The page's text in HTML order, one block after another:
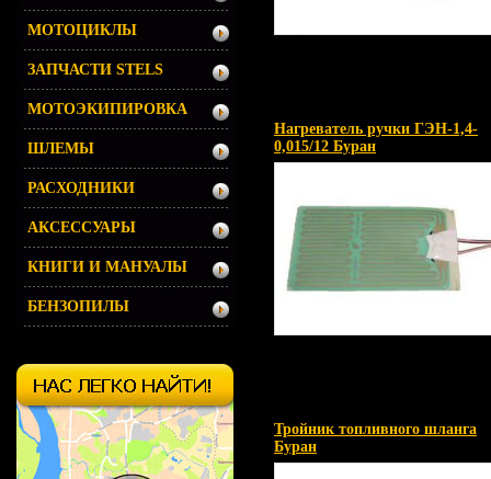
Нагреватель ручки ГЭН-1,4-
0,015/12 Буран
Тройник топливного шланга
Буран
МОТОЦИКЛЫ
ЗАПЧАСТИ STELS
МОТОЭКИПИРОВКА
ШЛЕМЫ
РАСХОДНИКИ
АКСЕССУАРЫ
КНИГИ И МАНУАЛЫ
БЕНЗОПИЛЫ